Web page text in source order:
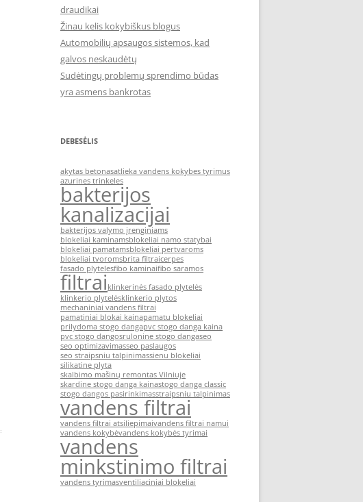
draudikai
Žinau kelis kokybiškus blogus
Automobilių apsaugos sistemos, kad
galvos neskaudėtų
Sudėtingų problemų sprendimo būdas
yra asmens bankrotas
DEBESĖLIS
akytas betonasatlieka vandens kokybes tyrimus
azurines trinkeles
bakterijos
kanalizacijai
bakterijos valymo įrenginiams
blokeliai kaminamsblokeliai namo statybai
blokeliai pamatamsblokeliai pertvaroms
blokeliai tvoromsbrita filtraicerpes
fasado plytelesfibo kaminaifibo saramos
filtrai klinkerinės fasado plytelės
klinkerio plytelėsklinkerio plytos
mechaniniai vandens filtrai
pamatiniai blokai kainapamatu blokeliai
prilydoma stogo dangapvc stogo danga kaina
pvc stogo dangosrulonine stogo dangaseo
seo optimizavimasseo paslaugos
seo straipsniu talpinimassienu blokeliai
silikatine plyta
skalbimo mašinų remontas Vilniuje
skardine stogo danga kainastogo danga classic
stogo dangos pasirinkimasstraipsniu talpinimas
vandens filtrai
vandens filtrai atsiliepimaivandens filtrai namui
vandens kokybėvandens kokybės tyrimai
vandens
minkstinimo filtrai
vandens tyrimasventiliaciniai blokeliai